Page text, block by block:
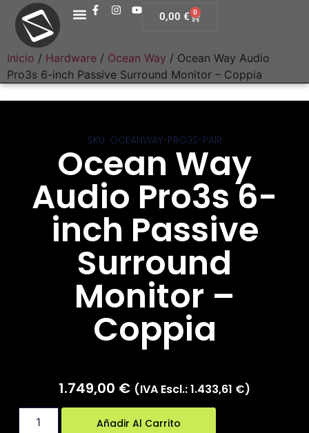
0,00 € 0
Inicio / Hardware / Ocean Way / Ocean Way Audio
Pro3s 6-inch Passive Surround Monitor – Coppia
SKU: OCEANWAY-PRO3S-PAIR
Ocean Way
Audio Pro3s 6-
inch Passive
Surround
Monitor –
Coppia
1.749,00 € (IVA Escl.:1.433,61 €)
Añadir Al Carrito